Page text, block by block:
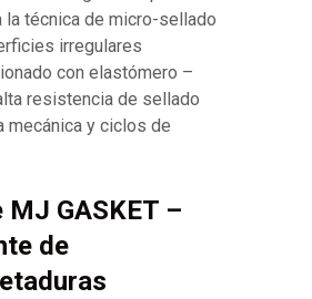
la técnica de micro-sellado
irregulares
con elastómero –
resistencia de sellado
mecánica y ciclos de
MJ GASKET –
de